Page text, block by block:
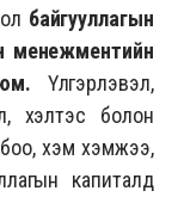
байгууллагын
менежментийн
Үлгэрлэвэл,
хэлтэс болон
хэм хэмжээ,
капиталд